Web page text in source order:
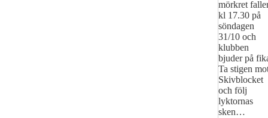
mörkret
kl 17.30 på
söndagen
31/10 och
klubben
bjuder på
Ta stigen
Skivblocket
och följ
lyktornas
sken…